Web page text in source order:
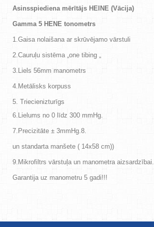
Asinsspiediena mērītājs HEINE (Vācija)
Gamma 5 HENE tonometrs
1.Gaisa nolaišana ar skrūvējamo vārstuli
2.Cauruļu sistēma „one tibing „
3.Liels 56mm manometrs
4.Metālisks korpuss
Triecienizturīgs
6.Lielums no 0 līdz 300 mmHg.
7.Precizitāte ± 3mmHg.8.
un standarta manšete ( 14x58 cm))
9.Mikrofiltrs vārstuļa un manometra aizsardzībai.
Garantija uz manometru 5 gadi!!!